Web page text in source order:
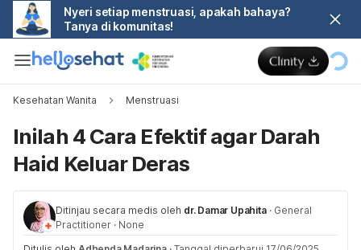
Nyeri setiap menstruasi, apakah bahaya?
Tanya di komunitas!
Kesehatan Wanita Menstruasi
Inilah 4 Cara Efektif agar Darah
Haid Keluar Deras
Ditinjau secara medis oleh dr. Damar Upahita · General
Practitioner · None